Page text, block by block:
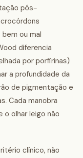
pós-
ou mal
diferencia
por porfirinas)
a profundidade da
de pigmentação e
Cada manobra
o olhar leigo não
clínico, não